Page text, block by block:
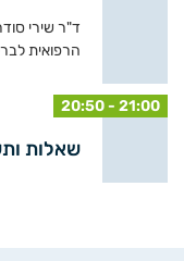
ד"ר שירי
הרפואית
20:50 - 21:00
שאלות